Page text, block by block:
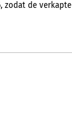
zodat de verkapte